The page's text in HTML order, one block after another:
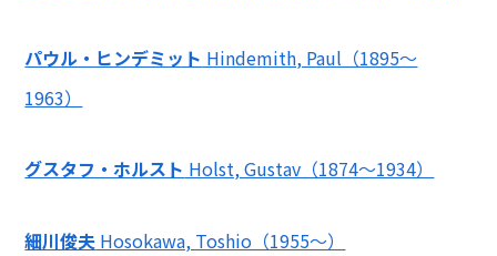
パウル・ヒンデミット Hindemith, Paul（1895～
1963）
グスタフ・ホルスト Holst, Gustav（1874～1934）
細川俊夫 Hosokawa, Toshio（1955～）